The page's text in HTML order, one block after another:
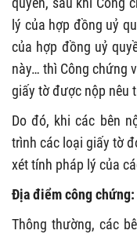
lý của hợp đồng uỷ
của hợp đồng uỷ
này… thì Công chứng
giấy tờ được nộp nêu
Do đó, khi các bên
trình các loại giấy tờ
xét tính pháp lý của
Địa điểm công chứng:
Thông thường, các